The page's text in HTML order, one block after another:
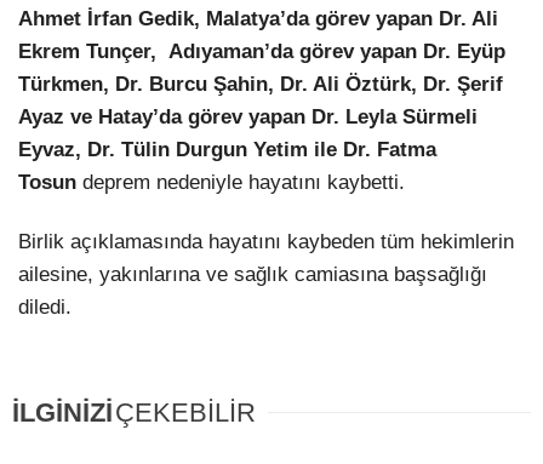
Youtube
TikTok
Dribbble
Ahmet İrfan Gedik, Malatya’da görev yapan Dr. Ali
Ekrem Tunçer, Adıyaman’da görev yapan Dr. Eyüp
Türkmen, Dr. Burcu Şahin, Dr. Ali Öztürk, Dr. Şerif
Ayaz ve Hatay’da görev yapan Dr. Leyla Sürmeli
Eyvaz, Dr. Tülin Durgun Yetim ile Dr. Fatma
Tosun deprem nedeniyle hayatını kaybetti.
Birlik açıklamasında hayatını kaybeden tüm hekimlerin
ailesine, yakınlarına ve sağlık camiasına başsağlığı
diledi.
İLGİNİZİÇEKEBİLİR